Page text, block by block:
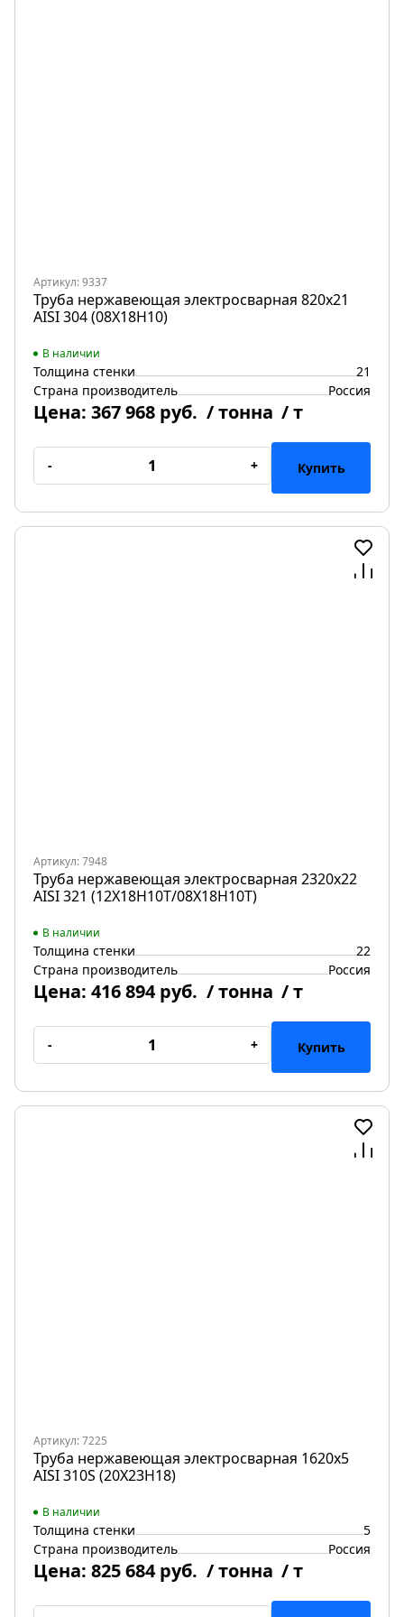
Артикул: 9337
Труба нержавеющая электросварная 820х21
AISI 304 (08Х18Н10)
В наличии
Толщина стенки
21
Страна производитель
Россия
Цена: 367 968 руб. / тонна / т
- + Купить
Артикул: 7948
Труба нержавеющая электросварная 2320х22
AISI 321 (12Х18Н10Т/08Х18Н10Т)
В наличии
Толщина стенки
22
Страна производитель
Россия
Цена: 416 894 руб. / тонна / т
- + Купить
Артикул: 7225
Труба нержавеющая электросварная 1620х5
AISI 310S (20Х23Н18)
В наличии
Толщина стенки
5
Страна производитель
Россия
Цена: 825 684 руб. / тонна / т